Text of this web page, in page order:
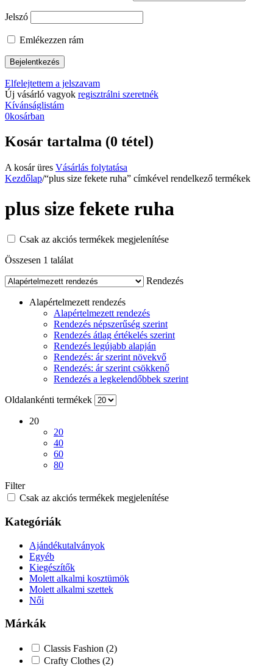
Jelszó
Emlékezzen rám
Elfelejtettem a jelszavam
Új vásárló vagyok regisztrálni szeretnék
Kívánságlistám
0kosárban
Kosár tartalma (0 tétel)
A kosár üres Vásárlás folytatása
Kezdőlap/“plus size fekete ruha” címkével rendelkező termékek
plus size fekete ruha
Csak az akciós termékek megjelenítése
Összesen 1 találat
Rendezés
Alapértelmezett rendezés
Alapértelmezett rendezés
Rendezés népszerűség szerint
Rendezés átlag értékelés szerint
Rendezés legújabb alapján
Rendezés: ár szerint növekvő
Rendezés: ár szerint csökkenő
Rendezés a legkelendőbbek szerint
Oldalankénti termékek
20
20
40
60
80
Filter
Csak az akciós termékek megjelenítése
Kategóriák
Ajándékutalványok
Egyéb
Kiegészítők
Molett alkalmi kosztümök
Molett alkalmi szettek
Női
Márkák
Classis Fashion (2)
Crafty Clothes (2)